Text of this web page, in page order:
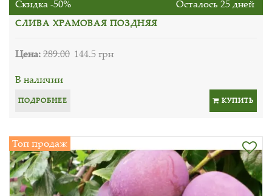
Скидка -50% Осталось 25 дней
СЛИВА ХРАМОВАЯ ПОЗДНЯЯ
Цена:289.00 144.5 грн
В наличии
ПОДРОБНЕЕ КУПИТЬ
Топ продаж